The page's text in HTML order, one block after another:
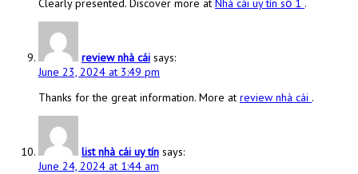
Clearly presented. Discover more at Nhà cái uy tín số 1 .
review nhà cái says:
June 23, 2024 at 3:49 pm
Thanks for the great information. More at review nhà cái .
list nhà cái uy tín says:
June 24, 2024 at 1:44 am